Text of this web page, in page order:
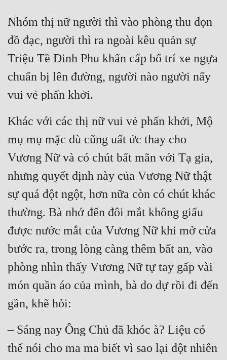
Huyền Huyễn
Huyền Nghi
Huyền Ảo
Hài Hước
Hệ Thống
Học Đường
Khoa Huyễn
Khoa Huyễn Không Gian
Kinh Dị
Kiếm Hiệp
Kỳ Huyễn
Làm Giàu
Nhóm thị nữ người thì vào phòng thu dọn
đồ đạc, người thì ra ngoài kêu quản sự
Triệu Tề Đinh Phu khẩn cấp bố trí xe ngựa
chuẩn bị lên đường, người nào người nấy
vui vẻ phấn khởi.
Khác với các thị nữ vui vẻ phấn khởi, Mộ
mụ mụ mặc dù cũng uất ức thay cho
Vương Nữ và có chút bất mãn với Tạ gia,
nhưng quyết định này của Vương Nữ thật
sự quá đột ngột, hơn nữa còn có chút khác
thường. Bà nhớ đến đôi mắt không giấu
được nước mắt của Vương Nữ khi mở cửa
bước ra, trong lòng càng thêm bất an, vào
phòng nhìn thấy Vương Nữ tự tay gấp vài
món quần áo của mình, bà do dự rồi đi đến
gần, khẽ hỏi:
– Sáng nay Ông Chủ đã khóc à? Liệu có
thể nói cho ma ma biết vì sao lại đột nhiên